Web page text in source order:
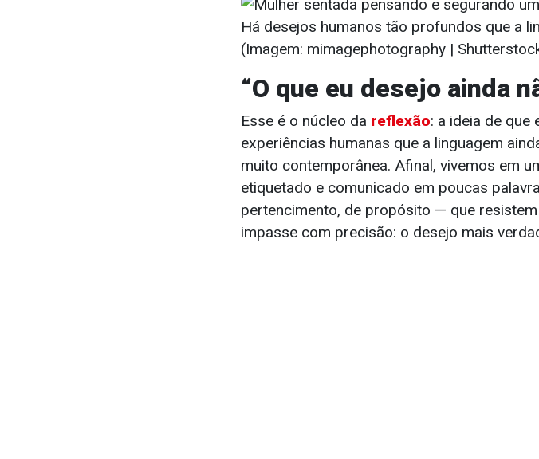
Há desejos humanos tão profundos que a
(Imagem: mimagephotography |
“O que eu desejo ainda
Esse é o núcleo da reflexão: a ideia de que
experiências humanas que a linguagem
muito contemporânea. Afinal, vivemos em
etiquetado e comunicado em poucas
pertencimento, de propósito — que
impasse com precisão: o desejo mais